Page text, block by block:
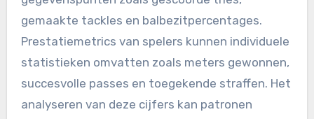
gemaakte tackles en balbezitpercentages.
Prestatiemetrics van spelers kunnen individuele
statistieken omvatten zoals meters gewonnen,
succesvolle passes en toegekende straffen. Het
analyseren van deze cijfers kan patronen